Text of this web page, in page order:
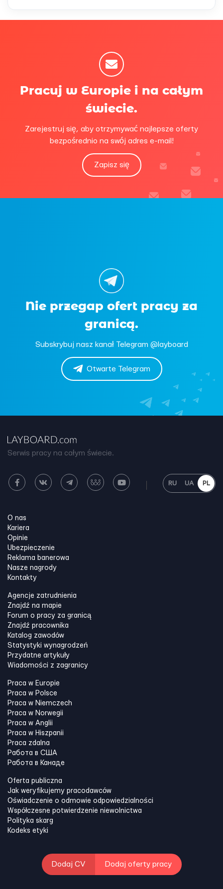
Pracuj w Europie i na całym
świecie.
Zarejestruj się, aby otrzymywać najlepsze oferty
bezpośrednio na swój adres e-mail!
Zapisz się
Nie przegap ofert pracy za
granicą.
Subskrybuj nasz kanał Telegram @layboard
Otwarte Telegram
Serwis pracy na całym świecie.
RU UA PL
O nas
Kariera
Opinie
Ubezpieczenie
Reklama banerowa
Nasze nagrody
Kontakty
Agencje zatrudnienia
Znajdź na mapie
Forum o pracy za granicą
Znajdź pracownika
Katalog zawodów
Statystyki wynagrodzeń
Przydatne artykuły
Wiadomości z zagranicy
Praca w Europie
Praca w Polsce
Praca w Niemczech
Praca w Norwegii
Praca w Anglii
Praca w Hiszpanii
Praca zdalna
Работа в США
Работа в Канадe
Oferta publiczna
Jak weryfikujemy pracodawców
Oświadczenie o odmowie odpowiedzialności
Współczesne potwierdzenie niewolnictwa
Polityka skarg
Kodeks etyki
Dodaj CV Dodaj oferty pracy